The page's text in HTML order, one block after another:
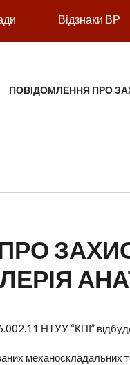
Відзнаки ВР
ПОВІДОМЛЕННЯ ПРО
НТУУ “КПІ”
механоскладальних